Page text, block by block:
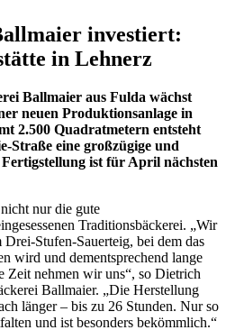
investiert:
in Lehnerz
Ballmaier aus Fulda wächst
neuen Produktionsanlage in
2.500 Quadratmetern entsteht
Straße eine großzügige und
ist für April nächsten
nur die gute
Traditionsbäckerei. „Wir
Stufen-Sauerteig, bei dem das
wird und dementsprechend lange
Zeit nehmen wir uns“, so Dietrich
Ballmaier. „Die Herstellung
länger – bis zu 26 Stunden. Nur so
und ist besonders bekömmlich.“